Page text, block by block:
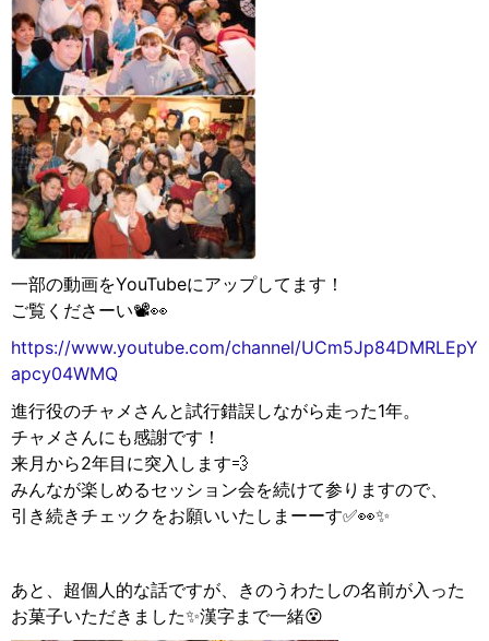
一部の動画をYouTubeにアップしてます！
ご覧くださーい📽👀
https://www.youtube.com/channel/UCm5Jp84DMRLEpY
apcy04WMQ
進行役のチャメさんと試行錯誤しながら走った1年。
チャメさんにも感謝です！
来月から2年目に突入します💨
みんなが楽しめるセッション会を続けて参りますので、
引き続きチェックをお願いいたしまーーす✅👀✨
あと、超個人的な話ですが、きのうわたしの名前が入った
お菓子いただきました✨漢字まで一緒😵